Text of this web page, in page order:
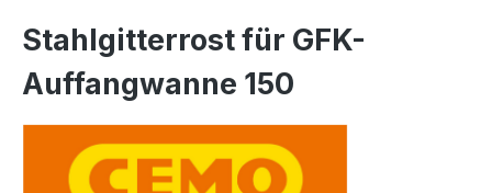
Stahlgitterrost für GFK-
Auffangwanne 150